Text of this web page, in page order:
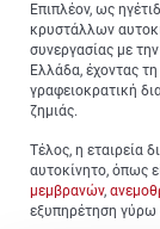
Επιπλέον, ως
κρυστάλλων
συνεργασίας με
Ελλάδα, έχοντας
γραφειοκρατική
ζημιάς.
Τέλος, η εταιρεία
αυτοκίνητο, όπως
μεμβρανών,
εξυπηρέτηση γύρω